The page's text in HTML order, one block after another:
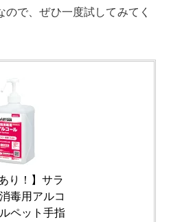
で、ぜひ一度試してみてく
り！】サラ
毒用アルコ
ペット手指